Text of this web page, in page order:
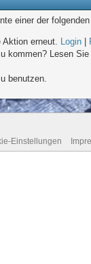
einer der
erneut. Login
Lesen
benutzen.
Einstellungen